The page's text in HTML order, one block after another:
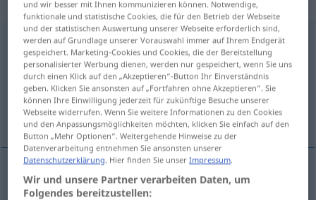
fremdartigadj
Übersicht aller Übersetzungen
(Für mehr Details die Übersetzung anklicken/antippen)
främmande
främmande fremdartig
und wir besser mit Ihnen kommunizieren können. Notwendige,
funktionale und statistische Cookies, die für den Betrieb der Webseite
und der statistischen Auswertung unserer Webseite erforderlich sind,
werden auf Grundlage unserer Vorauswahl immer auf Ihrem Endgerät
gespeichert. Marketing-Cookies und Cookies, die der Bereitstellung
personalisierter Werbung dienen, werden nur gespeichert, wenn Sie uns
durch einen Klick auf den „Akzeptieren“-Button Ihr Einverständnis
geben. Klicken Sie ansonsten auf „Fortfahren ohne Akzeptieren“. Sie
können Ihre Einwilligung jederzeit für zukünftige Besuche unserer
Webseite widerrufen. Wenn Sie weitere Informationen zu den Cookies
und den Anpassungsmöglichkeiten möchten, klicken Sie einfach auf den
Button „Mehr Optionen“. Weitergehende Hinweise zu der
Datenverarbeitung entnehmen Sie ansonsten unserer
Datenschutzerklärung. Hier finden Sie unserImpressum.
Wir und unsere Partner verarbeiten Daten, um
Folgendes bereitzustellen: